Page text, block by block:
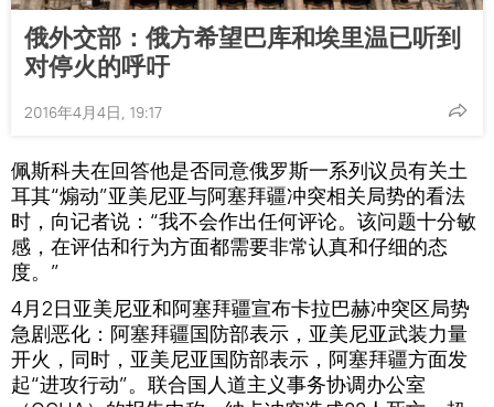
俄外交部：俄方希望巴库和埃里温已听到
对停火的呼吁
2016年4月4日, 19:17
佩斯科夫在回答他是否同意俄罗斯一系列议员有关土
耳其“煽动”亚美尼亚与阿塞拜疆冲突相关局势的看法
时，向记者说：“我不会作出任何评论。该问题十分敏
感，在评估和行为方面都需要非常认真和仔细的态
度。”
4月2日亚美尼亚和阿塞拜疆宣布卡拉巴赫冲突区局势
急剧恶化：阿塞拜疆国防部表示，亚美尼亚武装力量
开火，同时，亚美尼亚国防部表示，阿塞拜疆方面发
起“进攻行动”。联合国人道主义事务协调办公室